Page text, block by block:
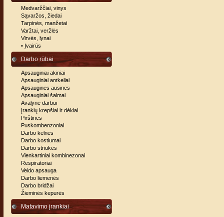
Medvaržčiai, vinys
Sąvaržos, žiedai
Tarpinės, manžetai
Varžtai, veržlės
Virvės, lynai
• Įvairūs
Darbo rūbai
Apsauginiai akiniai
Apsauginiai antkeliai
Apsauginės ausinės
Apsauginiai šalmai
Avalynė darbui
Įrankių krepšiai ir dėklai
Pirštinės
Puskombenzoniai
Darbo kelnės
Darbo kostiumai
Darbo striukės
Vienkartiniai kombinezonai
Respiratoriai
Veido apsauga
Darbo liemenės
Darbo bridžai
Žieminės kepurės
Matavimo įrankiai